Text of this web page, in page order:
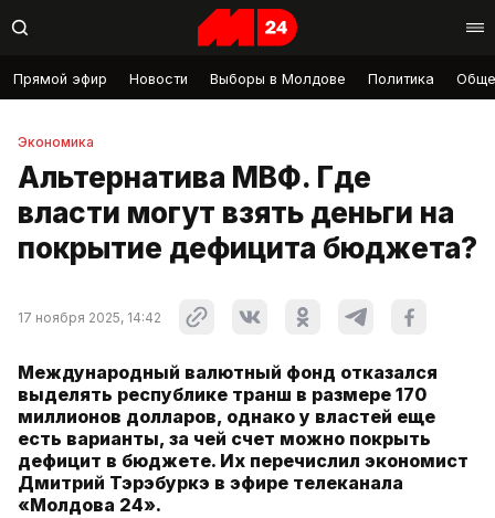
Прямой эфир Новости Выборы в Молдове Политика
Экономика
Альтернатива МВФ. Где
власти могут взять деньги на
покрытие дефицита бюджета?
17 ноября 2025, 14:42
Международный валютный фонд отказался
выделять республике транш в размере 170
миллионов долларов, однако у властей еще
есть варианты, за чей счет можно покрыть
дефицит в бюджете. Их перечислил экономист
Дмитрий Тэрэбуркэ в эфире телеканала
«Молдова 24».